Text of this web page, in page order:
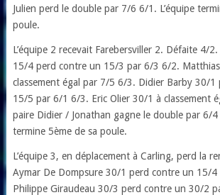
Julien perd le double par 7/6 6/1. L’équipe
poule.
L’équipe 2 recevait Farebersviller 2. Défaite 4/
15/4 perd contre un 15/3 par 6/3 6/2.
classement égal par 7/5 6/3. Didier Barby 30/1
15/5 par 6/1 6/3. Eric Olier 30/1 à classement
paire Didier / Jonathan gagne le double par 6/4
termine 5ème de sa poule.
L’équipe 3, en déplacement à Carling, perd la
Aymar De Dompsure 30/1 perd contre un 15/
Philippe Giraudeau 30/3 perd contre un 30/2